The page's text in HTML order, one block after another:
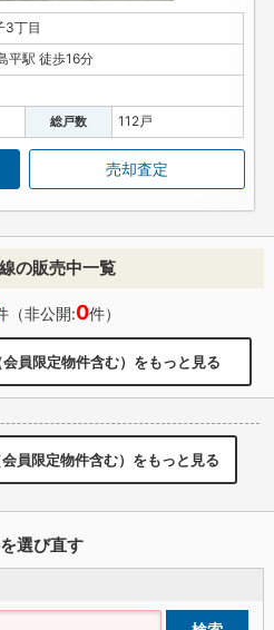
3丁目
平駅 徒歩16分
総戸数 112戸
売却査定
の販売中一覧
（非公開:0件）
員限定物件含む）をもっと見る
員限定物件含む）をもっと見る
選び直す